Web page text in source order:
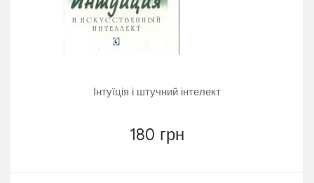
Інтуїція і штучний інтелект
180 грн